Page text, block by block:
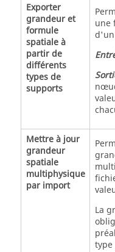
Exporter
grandeur et
formule
spatiale à
partir de
différents
types de
supports
une
d'un
Mettre à jour
grandeur
spatiale
multiphysique
par import
La